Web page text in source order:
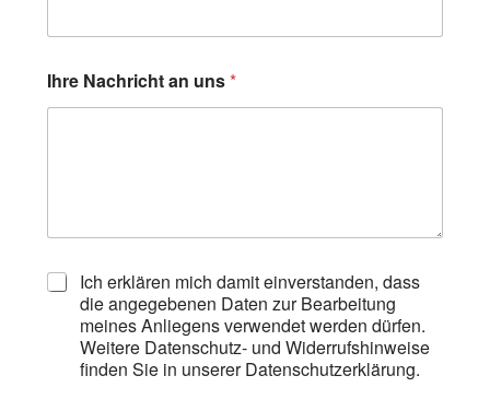
Ihre Nachricht an uns*
D
Ich erklären mich damit einverstanden, dass
die angegebenen Daten zur Bearbeitung
meines Anliegens verwendet werden dürfen.
Weitere Datenschutz- und Widerrufshinweise
finden Sie in unserer Datenschutzerklärung.